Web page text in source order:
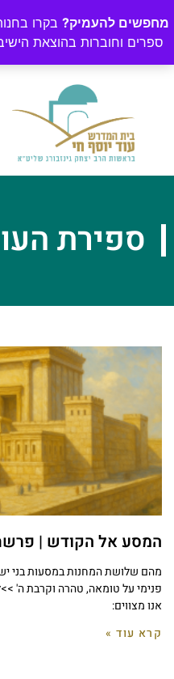
מחפשים להעמיק? בקרו
ספרים וחוברות בהוצאת
ספירת
המסע אל הקודש |
מהם שלושת המחנות במסעות בני
פנימי על טומאה, טהרה וקרבת ה'
אנו מצווים:
קרא עוד »